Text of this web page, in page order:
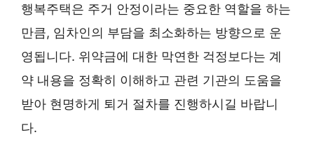
행복주택은 주거 안정이라는 중요한 역할을 하는
만큼, 임차인의 부담을 최소화하는 방향으로 운
영됩니다. 위약금에 대한 막연한 걱정보다는 계
약 내용을 정확히 이해하고 관련 기관의 도움을
받아 현명하게 퇴거 절차를 진행하시길 바랍니
다.